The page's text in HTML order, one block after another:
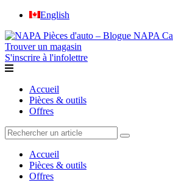
English
Trouver un magasin
S'inscrire à l'infolettre
Accueil
Pièces & outils
Offres
Accueil
Pièces & outils
Offres